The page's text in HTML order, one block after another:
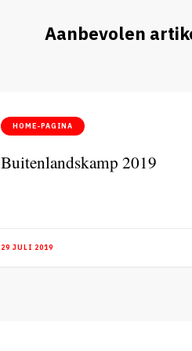
Aanbevolen
HOME-PAGINA
Buitenlandskamp 2019
29 JULI 2019